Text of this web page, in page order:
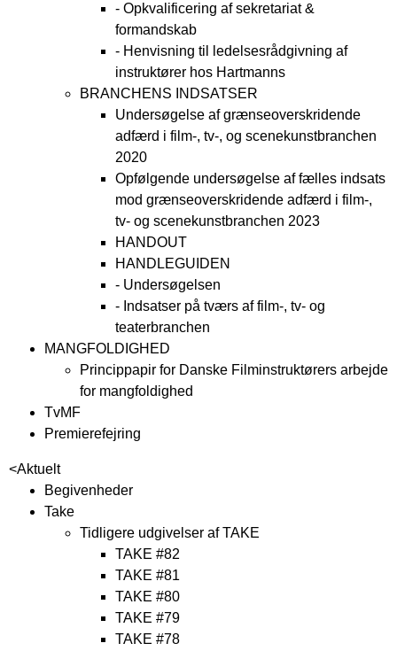
- Opkvalificering af sekretariat &
formandskab
- Henvisning til ledelsesrådgivning af
instruktører hos Hartmanns
BRANCHENS INDSATSER
Undersøgelse af grænseoverskridende
adfærd i film-, tv-, og scenekunstbranchen
2020
Opfølgende undersøgelse af fælles indsats
mod grænseoverskridende adfærd i film-,
tv- og scenekunstbranchen 2023
HANDOUT
HANDLEGUIDEN
- Undersøgelsen
- Indsatser på tværs af film-, tv- og
teaterbranchen
MANGFOLDIGHED
Princippapir for Danske Filminstruktørers arbejde
for mangfoldighed
TvMF
Premierefejring
<Aktuelt
Begivenheder
Take
Tidligere udgivelser af TAKE
TAKE #82
TAKE #81
TAKE #80
TAKE #79
TAKE #78